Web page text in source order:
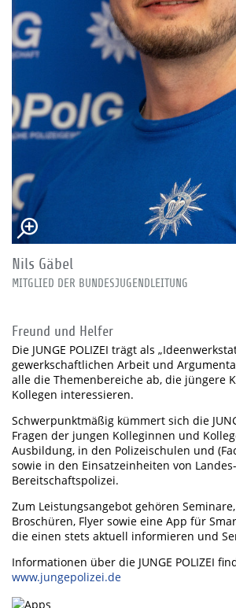
Nils Gäbel
MITGLIED DER BUNDESJUGENDLEITUNG
Freund und Helfer
Die JUNGE POLIZEI trägt als
gewerkschaftlichen Arbeit und
alle die Themenbereiche ab, die jüngere
Kollegen interessieren.
Schwerpunktmäßig kümmert sich die
Fragen der jungen Kolleginnen und
Ausbildung, in den Polizeischulen und
sowie in den Einsatzeinheiten von
Bereitschaftspolizei.
Zum Leistungsangebot gehören
Broschüren, Flyer sowie eine App für
die einen stets aktuell informieren und
Informationen über die JUNGE POLIZEI
www.jungepolizei.de